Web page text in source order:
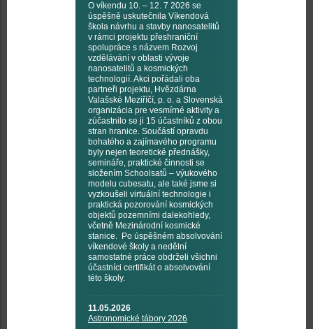
O víkendu 10. – 12. 7 2026 se
úspěšně uskutečnila Víkendová
škola návrhu a stavby nanosatelitů
v rámci projektu přeshraniční
spolupráce s názvem Rozvoj
vzdělávání v oblasti vývoje
nanosatelitů a kosmických
technologií. Akci pořádali oba
partneři projektu, Hvězdárna
Valašské Meziříčí, p. o. a Slovenská
organizácia pre vesmírné aktivity a
zúčastnilo se ji 15 účastníků z obou
stran hranice. Součástí opravdu
bohatého a zajímavého programu
byly nejen teoretické přednášky,
semináře, praktické činnosti se
složením Schoolsatů – výukového
modelu cubesatu, ale také jsme si
vyzkoušeli virtuální technologie i
praktická pozorování kosmických
objektů pozemními dalekohledy,
včetně Mezinárodní kosmické
stanice. Po úspěšném absolvování
víkendové školy a nedělní
samostatné práce obdrželi všichni
účastníci certifikát o absolvování
této školy.
11.05.2026
Astronomické tábory 2026